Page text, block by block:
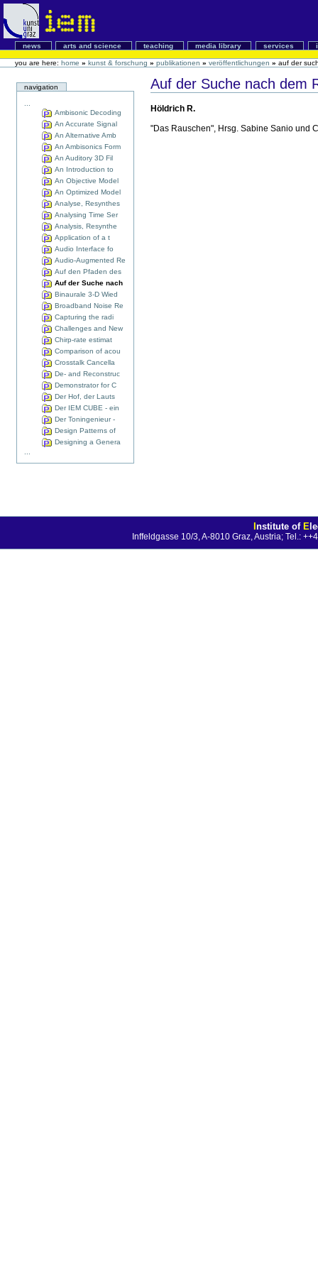
news arts and science teaching media library services
you are here: home » kunst & forschung » publikationen » veröffentlichungen » auf der
navigation
Ambisonic Decoding
An Accurate Signal
An Alternative Amb
An Ambisonics Form
An Auditory 3D Fil
An Introduction to
An Objective Model
An Optimized Model
Analyse, Resynthes
Analysing Time Ser
Analysis, Resynthe
Application of a t
Audio Interface fo
Audio-Augmented Re
Auf den Pfaden des
Auf der Suche nach
Binaurale 3-D Wied
Broadband Noise Re
Capturing the radi
Challenges and New
Chirp-rate estimat
Comparison of acou
Crosstalk Cancella
De- and Reconstruc
Demonstrator for C
Der Hof, der Lauts
Der IEM CUBE - ein
Der Toningenieur -
Design Patterns of
Designing a Genera
Auf der Suche nach dem
Höldrich R.
"Das Rauschen", Hrsg. Sabine Sanio und
Institute of E
Inffeldgasse 10/3, A-8010 Graz, Austria; Tel.: